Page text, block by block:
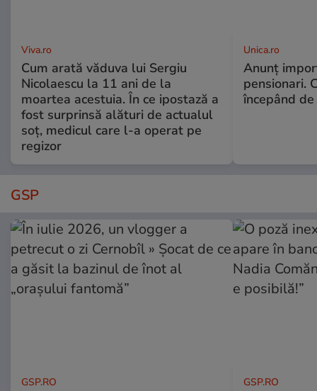
Viva.ro
Cum arată văduva lui Sergiu
Nicolaescu la 11 ani de la
moartea acestuia. În ce ipostază a
fost surprinsă alături de actualul
soț, medicul care l-a operat pe
regizor
Unica.ro
Anunț
pensionari.
începând
GSP
GSP.RO GSP.RO